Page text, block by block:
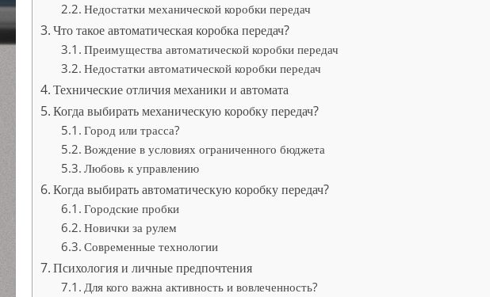
Недостатки механической коробки передач
Что такое автоматическая коробка передач?
Преимущества автоматической коробки передач
Недостатки автоматической коробки передач
Технические отличия механики и автомата
Когда выбирать механическую коробку передач?
Город или трасса?
Вождение в условиях ограниченного бюджета
Любовь к управлению
Когда выбирать автоматическую коробку передач?
Городские пробки
Новички за рулем
Современные технологии
Психология и личные предпочтения
Для кого важна активность и вовлеченность?